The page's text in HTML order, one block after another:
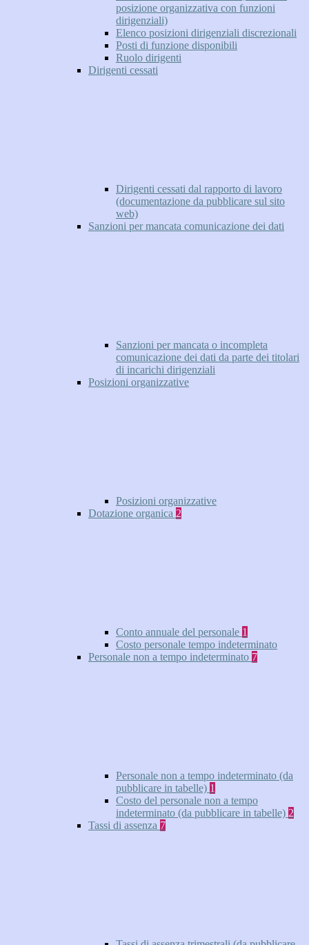
posizione organizzativa con funzioni
dirigenziali)
Elenco posizioni dirigenziali discrezionali
Posti di funzione disponibili
Ruolo dirigenti
Dirigenti cessati
Dirigenti cessati dal rapporto di lavoro
(documentazione da pubblicare sul sito
web)
Sanzioni per mancata comunicazione dei dati
Sanzioni per mancata o incompleta
comunicazione dei dati da parte dei titolari
di incarichi dirigenziali
Posizioni organizzative
Posizioni organizzative
Dotazione organica 2
Conto annuale del personale 1
Costo personale tempo indeterminato
Personale non a tempo indeterminato 7
Personale non a tempo indeterminato (da
pubblicare in tabelle) 1
Costo del personale non a tempo
indeterminato (da pubblicare in tabelle) 2
Tassi di assenza 7